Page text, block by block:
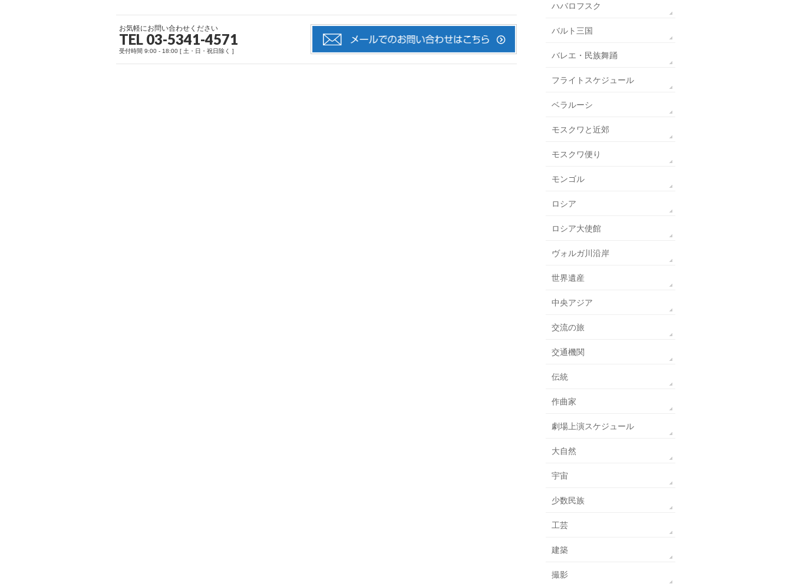
お気軽にお問い合わせください
TEL 03-5341-4571
受付時間 9:00 - 18:00 [ 土・日・祝日除く ]
ハバロフスク
バルト三国
バレエ・民族舞踊
フライトスケジュール
ベラルーシ
モスクワと近郊
モスクワ便り
モンゴル
ロシア
ロシア大使館
ヴォルガ川沿岸
世界遺産
中央アジア
交流の旅
交通機関
伝統
作曲家
劇場上演スケジュール
大自然
宇宙
少数民族
工芸
建築
撮影